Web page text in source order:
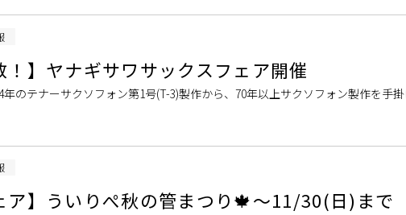
！】ヤナギサワサックスフェア開催
のテナーサクソフォン第1号(T-3)製作から、70年以上サクソフォン製作を手
カーです。19 […]
ア】ういりぺ秋の管まつり🍁～11/30(日)まで